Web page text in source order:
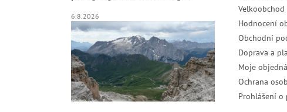
6.8.2026
Velkoobchod
Hodnocení
Obchodní
Doprava a
Moje
Ochrana
Prohlášení